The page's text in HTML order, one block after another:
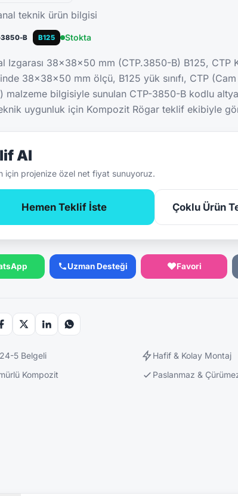
teknik ürün bilgisi
B B125 Stokta
Izgarası 38x38x50 mm (CTP.3850-B) B125, CTP
38x38x50 mm ölçü, B125 yük sınıfı, CTP
malzeme bilgisiyle sunulan CTP-3850-B kodlu
uygunluk için Kompozit Rögar teklif ekibiyle
Al
için projenize özel net fiyat sunuyoruz.
Hemen Teklif İste Çoklu Ürün
Uzman Desteği Favori
5 Belgeli
Hafif & Kolay Montaj
Kompozit
Paslanmaz &